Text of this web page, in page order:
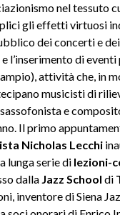
nel
gli effetti virtuosi
dei concerti e
l’inserimento di
attività che, in
musicisti di
e
Il primo
Nicholas Lecchi
lunga serie di lezioni-
dalla Jazz Schooldi
inventore di Siena